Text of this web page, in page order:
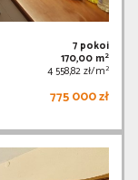
7 pokoi
170,00 m2
4 558,82 zł/m2
775 000 zł